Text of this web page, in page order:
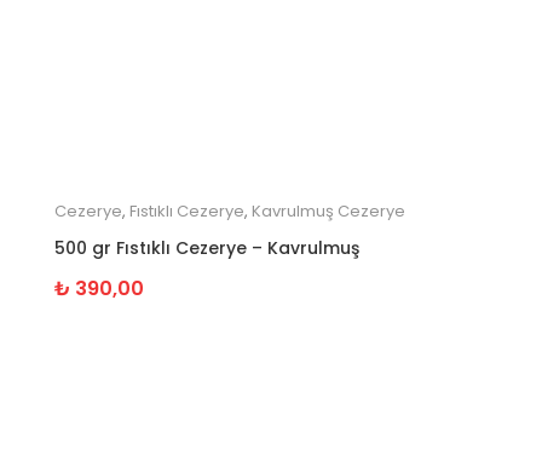
Cezerye, Fıstıklı Cezerye, Kavrulmuş Cezerye
500 gr Fıstıklı Cezerye – Kavrulmuş
₺ 390,00